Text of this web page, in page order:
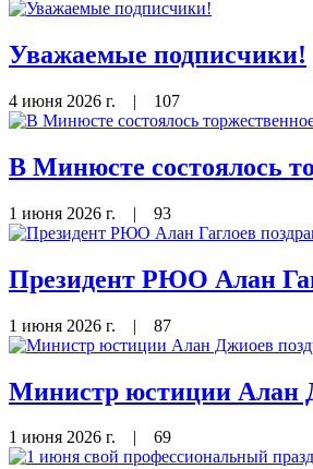
Уважаемые подписчики!
4 июня 2026 г. | 107
В Минюсте состоялось
1 июня 2026 г. | 93
Президент РЮО Алан
1 июня 2026 г. | 87
Министр юстиции Алан
1 июня 2026 г. | 69